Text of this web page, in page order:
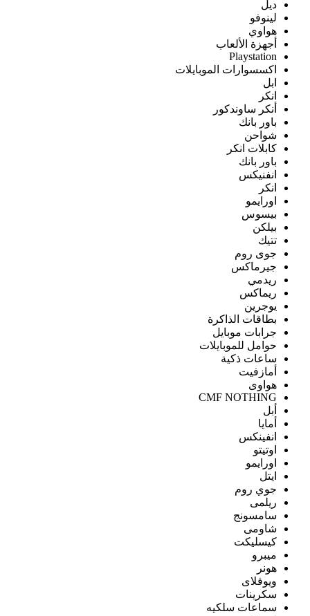
ديل
لينوفو
هواوي
أجهزة الألعاب
Playstation
اكسسوارات الموبايلات
ابل
انكر
أنكر ساوندكور
باور بانك
شواحن
كابلات انكر
باور بانك
انفنيكس
انكر
اورايمو
بيسوس
بيلكن
تتيك
جوى روم
جيرماكس
ريدمي
ريماكس
يوجرين
بطاقات الذاكرة
جرابات موبايل
حوامل للموبايلات
ساعات ذكية
أمازفيت
هواوى
CMF NOTHING
أبل
أمايا
انفينكس
اوتيتو
اورايمو
ايتل
جوي روم
ريلمى
سامسونج
شاومى
كيسليكت
ميبرو
هونر
ويوفلاى
سكرينات
سماعات سلكيه